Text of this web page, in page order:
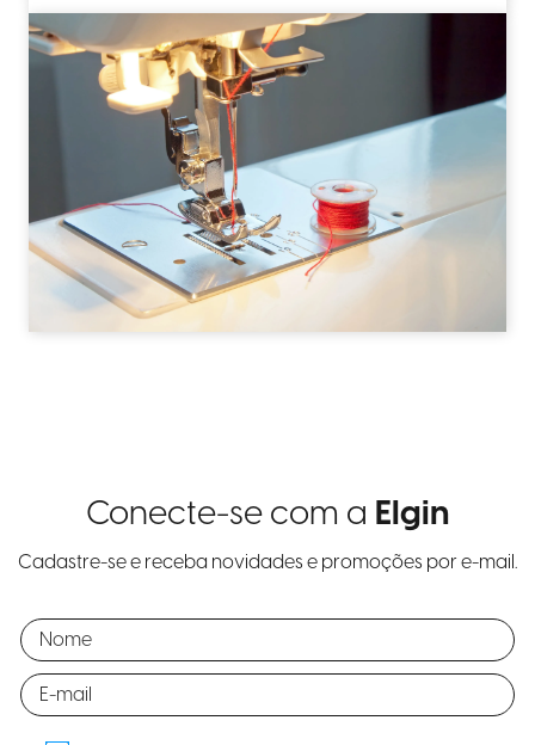
Conecte-se com a Elgin
Cadastre-se e receba novidades e promoções por e-mail.